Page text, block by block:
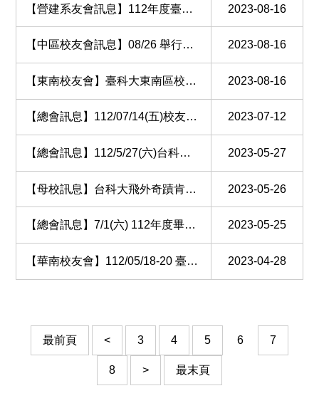
【營建系友會訊息】112年度臺科大營建系友會教師節劍潭山親山步道半日遊 2023-08-16
【中區校友會訊息】08/26 舉行中區校友會 會員大會 2023-08-16
【東南校友會】臺科大東南區校友會112年度年會活動 2023-08-16
【總會訊息】112/07/14(五)校友企業參訪暨第三次理監事會議 2023-07-12
【總會訊息】112/5/27(六)台科大僑外生畢業party 2023-05-27
【母校訊息】台科大飛外奇蹟肯亞志工團 -- 愛的方程式改變生命與海外服務計劃資金招募 2023-05-26
【總會訊息】7/1(六) 112年度畢業『四十(+1)年重聚』活動 2023-05-25
【華南校友會】112/05/18-20 臺科大華南校友會2023年會 2023-04-28
最前頁 < 3 4 5 6 7
8 > 最末頁